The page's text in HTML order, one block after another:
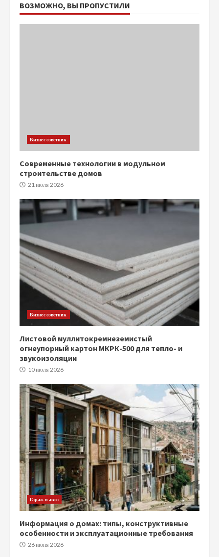
ВОЗМОЖНО, ВЫ ПРОПУСТИЛИ
Бизнес советник
Современные технологии в модульном
строительстве домов
21 июля 2026
Бизнес советник
Листовой муллитокремнеземистый
огнеупорный картон МКРК-500 для тепло- и
звукоизоляции
10 июля 2026
Гараж и авто
Информация о домах: типы, конструктивные
особенности и эксплуатационные требования
26 июня 2026